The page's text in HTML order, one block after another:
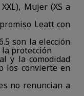
Mujer (XS a
Leatt con
son la elección
protección
y la comodidad
los convierte en
no renuncian a